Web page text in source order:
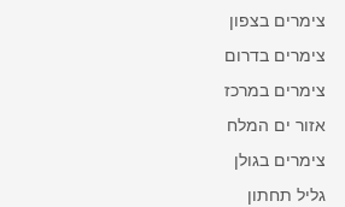
צימרים בצפון
צימרים בדרום
צימרים במרכז
אזור ים המלח
צימרים בגולן
גליל תחתון